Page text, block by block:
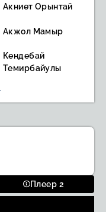
Акниет Орынтай
Акжол Мамыр
Кендебай
Темирбайулы
Плеер 2